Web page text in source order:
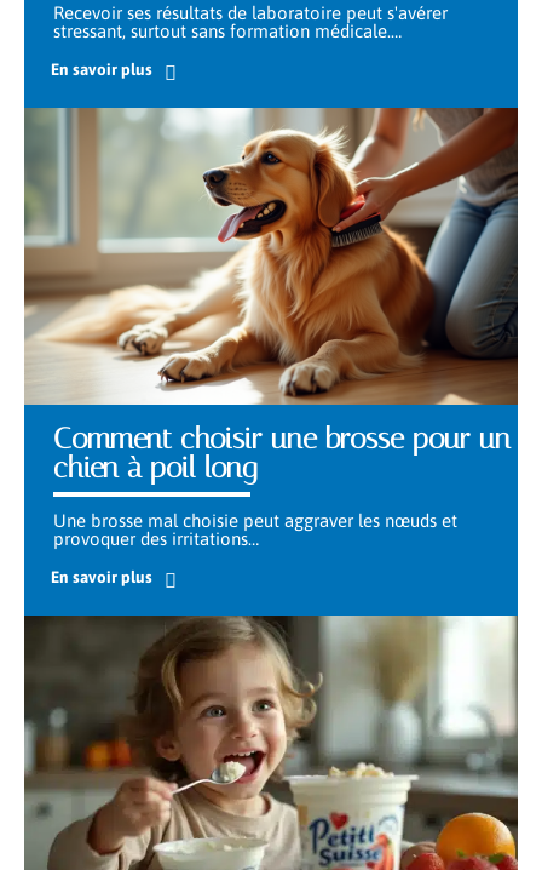
Recevoir ses résultats de laboratoire peut s'avérer
stressant, surtout sans formation médicale.…
En savoir plus
Comment choisir une brosse pour un
chien à poil long
Une brosse mal choisie peut aggraver les nœuds et
provoquer des irritations…
En savoir plus